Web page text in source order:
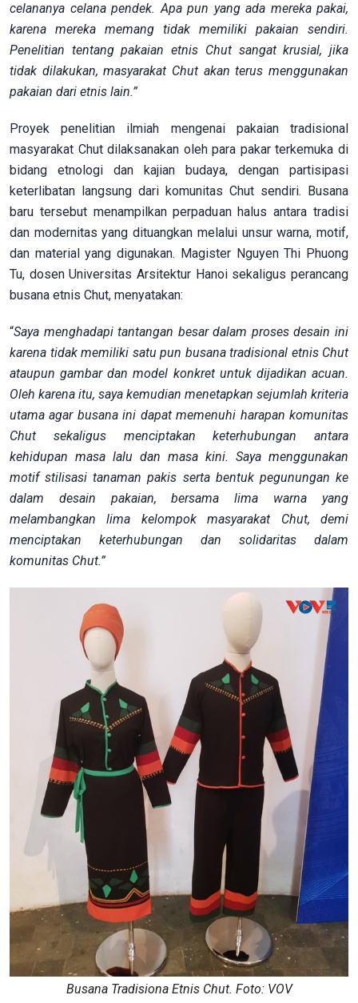
celananya celana pendek. Apa pun yang ada mereka pakai,
karena mereka memang tidak memiliki pakaian sendiri.
Penelitian tentang pakaian etnis Chut sangat krusial, jika
tidak dilakukan, masyarakat Chut akan terus menggunakan
pakaian dari etnis lain.”
Proyek penelitian ilmiah mengenai pakaian tradisional
masyarakat Chut dilaksanakan oleh para pakar terkemuka di
bidang etnologi dan kajian budaya, dengan partisipasi
keterlibatan langsung dari komunitas Chut sendiri. Busana
baru tersebut menampilkan perpaduan halus antara tradisi
dan modernitas yang dituangkan melalui unsur warna, motif,
dan material yang digunakan. Magister Nguyen Thi Phuong
Tu, dosen Universitas Arsitektur Hanoi sekaligus perancang
busana etnis Chut, menyatakan:
“Saya menghadapi tantangan besar dalam proses desain ini
karena tidak memiliki satu pun busana tradisional etnis Chut
ataupun gambar dan model konkret untuk dijadikan acuan.
Oleh karena itu, saya kemudian menetapkan sejumlah kriteria
utama agar busana ini dapat memenuhi harapan komunitas
Chut sekaligus menciptakan keterhubungan antara
kehidupan masa lalu dan masa kini. Saya menggunakan
motif stilisasi tanaman pakis serta bentuk pegunungan ke
dalam desain pakaian, bersama lima warna yang
melambangkan lima kelompok masyarakat Chut, demi
menciptakan keterhubungan dan solidaritas dalam
komunitas Chut.”
Busana Tradisiona Etnis Chut. Foto: VOV